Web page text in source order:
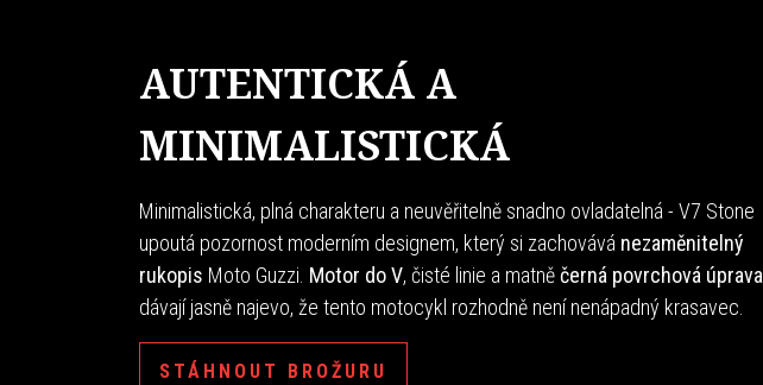
AUTENTICKÁ A
MINIMALISTICKÁ
Minimalistická, plná charakteru a neuvěřitelně snadno ovladatelná - V7 Stone
upoutá pozornost moderním designem, který si zachovává nezaměnitelný
rukopis Moto Guzzi. Motor do V, čisté linie a matněčerná povrchová úprava
dávají jasně najevo, že tento motocykl rozhodně není nenápadný krasavec.
STÁHNOUT BROŽURU